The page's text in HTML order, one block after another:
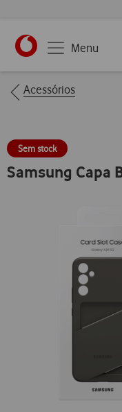
https://
Menu
Breadcrumbs
Acessórios
Sem stock
Samsung Capa